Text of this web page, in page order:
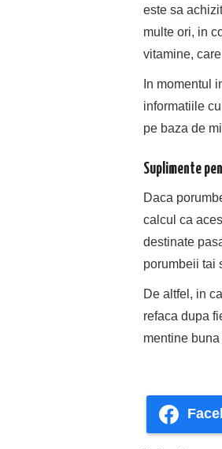
este sa
multe ori, in
vitamine,
In momentul
informatiile
pe baza de
Suplimente
Daca
calcul ca
destinate
porumbeii tai
De altfel, in
refaca dupa
mentine